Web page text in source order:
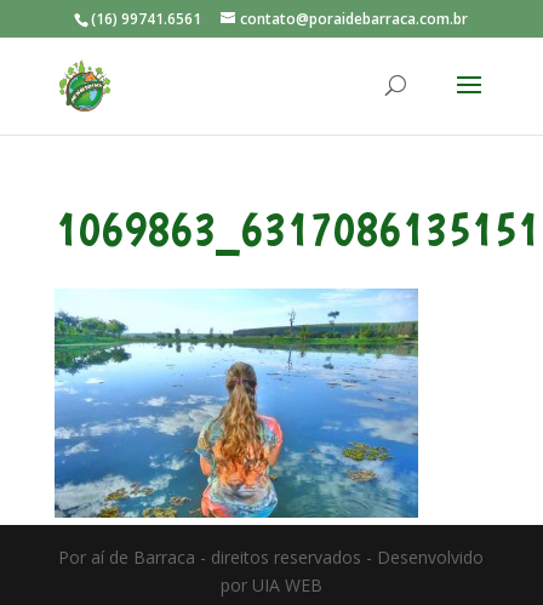
(16) 99741.6561 contato@poraidebarraca.com.br
Por aí de Barraca - direitos reservados - Desenvolvido
por UIA WEB